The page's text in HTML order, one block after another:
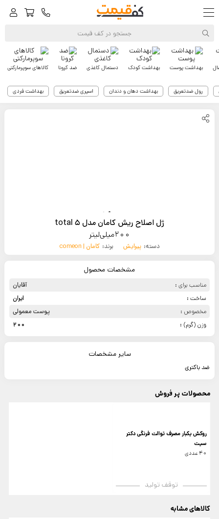
کالاهای سوپرمارکتی ضد کرونا دستمال کاغذی بهداشت کودک بهداشت پوست
بهداشت فردی اسپری ضدتعریق بهداشت دهان و دندان رول ضدتعریق
ژل اصلاح ریش کامان مدل total 5
200میلی‌لیتر
دسته: پیرایش برند: کامان | comeon
مشخصات محصول
مناسب برای :
آقایان
ساخت :
ایران
مخصوص :
پوست معمولی
وزن (گرم) :
200
سایر مشخصات
ضد باکتری
محصولات پر فروش
روکش یکبار مصرف توالت فرنگی دکتر
سیت
40 عددی
توقف تولید
کالاهای مشابه